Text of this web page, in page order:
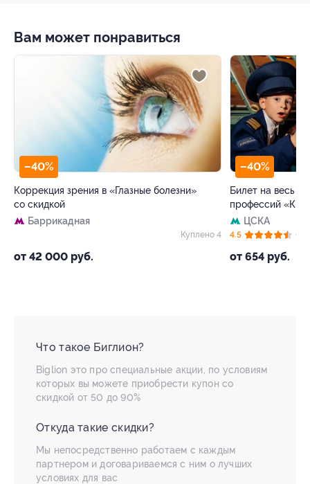
Вам может понравиться
–40%
Коррекция зрения в «Глазные болезни»
со скидкой
Баррикадная
от 42 000 руб.
Куплено 4
–40%
Билет на весь
профессий
ЦСКА
от 654 руб.
4.5 (62)
Что такое Биглион?
Biglion это про специальные акции, по условиям
которых вы можете приобрести купон со
скидкой от 50 до 90%
Откуда такие скидки?
Мы непосредственно работаем с каждым
партнером и договариваемся с ним о лучших
условиях для вас